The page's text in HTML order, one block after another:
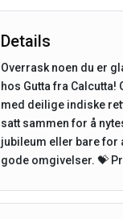
Details
Overrask noen du er
hos Gutta fra
med deilige indiske
satt sammen for å
jubileum eller bare for
gode omgivelser. 💝